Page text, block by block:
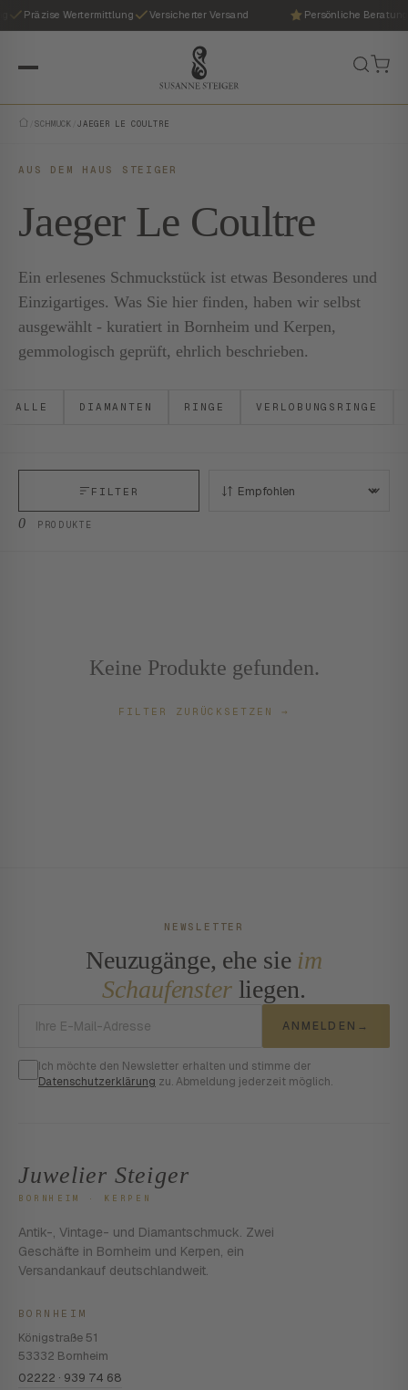
Präzise Wertermittlung Versicherter Versand Persönliche Beratung
SCHMUCK /JAEGER LE COULTRE
AUS DEM HAUS STEIGER
Jaeger Le Coultre
Ein erlesenes Schmuckstück ist etwas Besonderes und
Einzigartiges. Was Sie hier finden, haben wir selbst
ausgewählt - kuratiert in Bornheim und Kerpen,
gemmologisch geprüft, ehrlich beschrieben.
ALLE DIAMANTEN RINGE VERLOBUNGSRINGE
0 PRODUKTE
FILTER SORTIEREN:
Keine Produkte gefunden.
FILTER ZURÜCKSETZEN →
NEWSLETTER
Neuzugänge, ehe sie im
Schaufensterliegen.
ANMELDEN →
Ich möchte den Newsletter erhalten und stimme der
Datenschutzerklärung zu. Abmeldung jederzeit möglich.
Juwelier Steiger
BORNHEIM · KERPEN
Antik-, Vintage- und Diamantschmuck. Zwei
Geschäfte in Bornheim und Kerpen, ein
Versandankauf deutschlandweit.
BORNHEIM
Königstraße 51
53332 Bornheim
02222 · 939 74 68